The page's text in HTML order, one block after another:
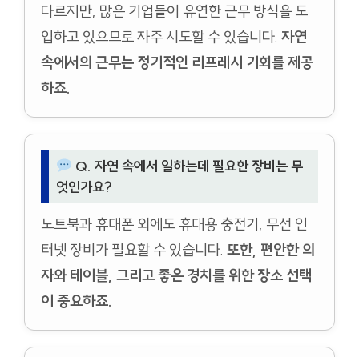
다르지만, 많은 기업들이 유연한 근무 방식을 도
입하고 있으므로 자주 시도할 수 있습니다. 자연
속에서의 근무는 정기적인 리프레시 기회를 제공
하죠.
Q. 자연 속에서 일하는데 필요한 장비는 무
엇인가요?
노트북과 휴대폰 외에도 휴대용 충전기, 무선 인
터넷 장비가 필요할 수 있습니다. 또한, 편안한 의
자와 테이블, 그리고 좋은 경치를 위한 장소 선택
이 중요하죠.